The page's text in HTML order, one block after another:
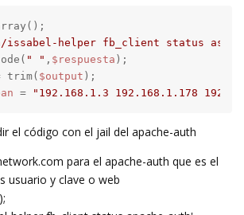
issabel-helper fb_client status
" " , $respuesta
trim( $output );
= "192.168.1.3 192.168.1.178
el código con el jail del apache-auth
para el apache-auth que es el
usuario y clave o web